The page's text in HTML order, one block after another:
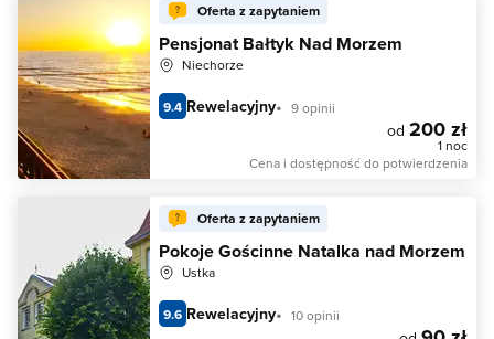
Oferta z zapytaniem
Pensjonat Bałtyk Nad Morzem
Niechorze
9.4 Rewelacyjny 9 opinii
od 200 zł
1 noc
Cena i dostępność do potwierdzenia
Oferta z zapytaniem
Pokoje Gościnne Natalka nad Morzem
Ustka
9.6 Rewelacyjny 10 opinii